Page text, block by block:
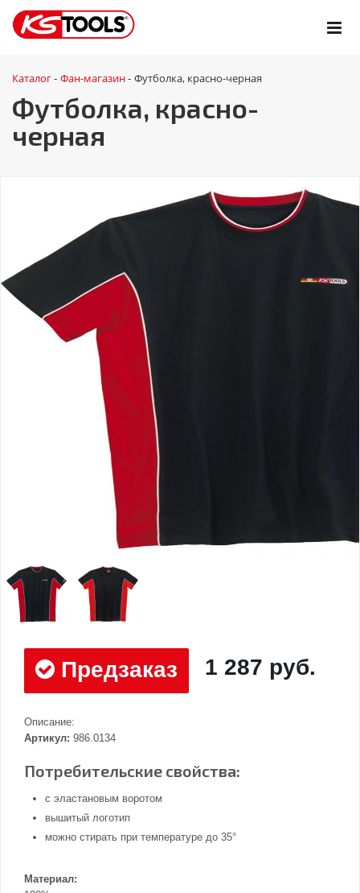
Каталог - Фан-магазин - Футболка, красно-черная
Футболка, красно-
черная
Предзаказ 1 287 руб.
Описание:
Артикул: 986.0134
Потребительские свойства:
с эластановым воротом
вышитый логотип
можно стирать при температуре до 35°
Материал: